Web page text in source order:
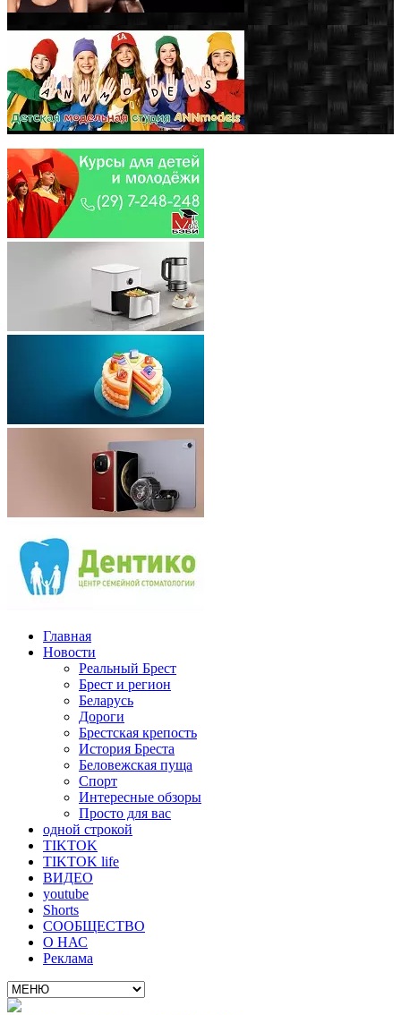
Главная
Новости
Реальный Брест
Брест и регион
Беларусь
Дороги
Брестская крепость
История Бреста
Беловежская пуща
Спорт
Интересные обзоры
Просто для вас
одной строкой
TIKTOK
TIKTOK life
ВИДЕО
youtube
Shorts
СООБЩЕСТВО
О НАС
Реклама